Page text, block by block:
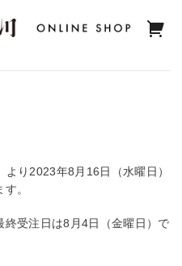
り2023年8月16日（水曜日）
。
終受注日は8月4日（金曜日）で